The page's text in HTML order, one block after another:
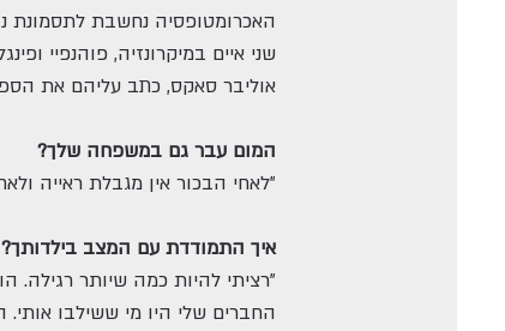
שני איים במיקרונזיה, פוהנפיי
אוליבר סאקס, כתב עליהם את
המום עבר גם במשפחה שלך?
"לאחי הבכור אין מגבלת ראייה
איך התמודדת עם המצב בילדותך?
"רציתי להיות כמה שיותר רגילה.
החברים שלי היו מי ששילבו